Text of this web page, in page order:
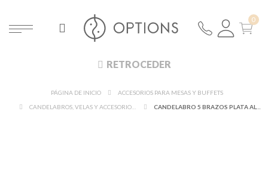
RETROCEDER
PÁGINA DE INICIO
ACCESORIOS PARA MESAS Y BUFFETS